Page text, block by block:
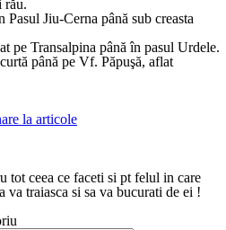
rău.
Jiu-Cerna până sub creasta
pe Transalpina până în pasul Urdele.
până pe Vf. Păpuşă, aflat
la articole
tot ceea ce faceti si pt felul in care
va traiasca si sa va bucurati de ei !